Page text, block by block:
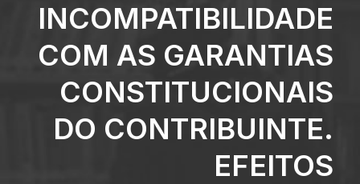
INCOMPATIBILIDADE
COM AS GARANTIAS
CONSTITUCIONAIS
DO CONTRIBUINTE.
EFEITOS